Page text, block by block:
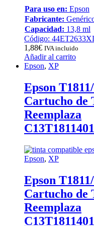
Para uso en: Epson
Fabricante:
Capacidad: 13,8 ml
Código:
1,88€ IVA incluido
Añadir al carrito
Epson, XP
Epson
Cartucho de
Reemplaza
Epson, XP
Epson
Cartucho de
Reemplaza